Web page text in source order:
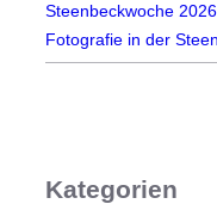
Steenbeckwoche
Fotografie in der
Kategorien